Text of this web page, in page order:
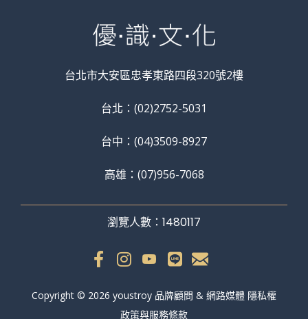
台北市大安區忠孝東路四段320號2樓
台北：(02)2752-5031
台中：(04)3509-8927
高雄：(07)956-7068
瀏覽人數：1480117
Copyright © 2026 youstroy 品牌顧問 & 網路媒體 隱私權
政策與服務條款